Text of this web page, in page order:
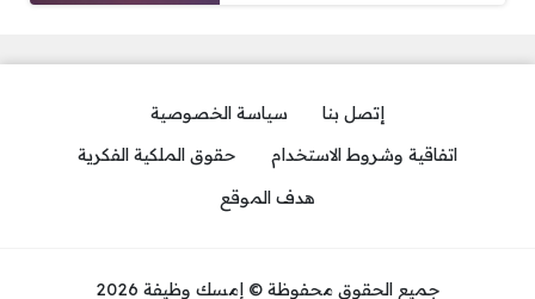
إتصل بنا
سياسة الخصوصية
اتفاقية وشروط الاستخدام
حقوق الملكية الفكرية
هدف الموقع
جميع الحقوق محفوظة © إمسك وظيفة 2026